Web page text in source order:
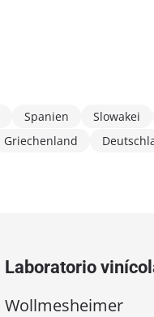
Spanien Slowakei
Griechenland
Laboratorio
Wollmesheimer